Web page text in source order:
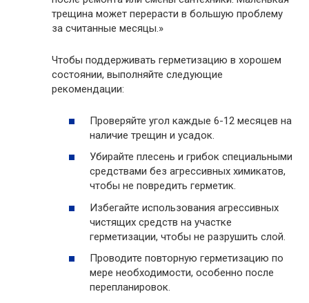
трещина может перерасти в большую проблему
за считанные месяцы.»
Чтобы поддерживать герметизацию в хорошем
состоянии, выполняйте следующие
рекомендации:
Проверяйте угол каждые 6-12 месяцев на
наличие трещин и усадок.
Убирайте плесень и грибок специальными
средствами без агрессивных химикатов,
чтобы не повредить герметик.
Избегайте использования агрессивных
чистящих средств на участке
герметизации, чтобы не разрушить слой.
Проводите повторную герметизацию по
мере необходимости, особенно после
перепланировок.